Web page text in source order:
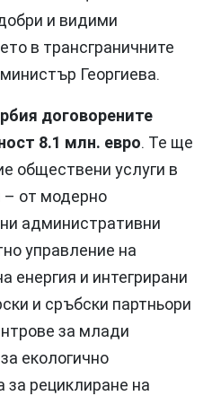
и видими
в трансграничните
Георгиева.
договорените
8.1 млн. евро. Те ще
обществени услуги в
– от модерно
административни
управление на
енергия и интегрирани
и сръбски партньори
за млади
екологично
рециклиране на